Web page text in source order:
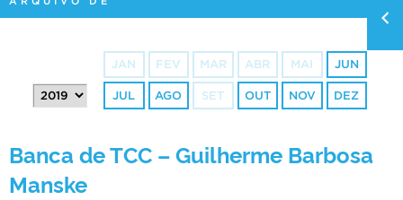
JAN FEV MAR ABR MAI JUN
JUL AGO SET OUT NOV DEZ
Banca de TCC – Guilherme Barbosa
Manske